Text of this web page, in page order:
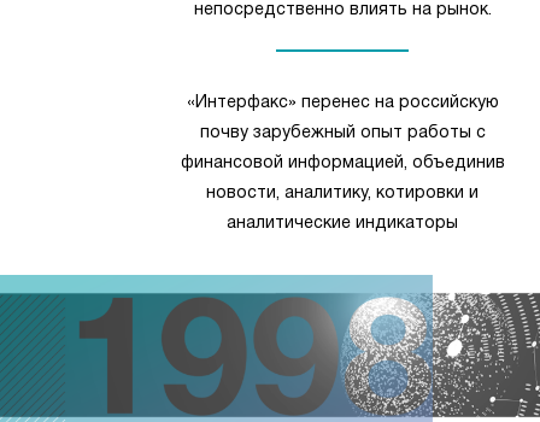
непосредственно влиять на рынок.
«Интерфакс» перенес на российскую
почву зарубежный опыт работы с
финансовой информацией, объединив
новости, аналитику, котировки и
аналитические индикаторы